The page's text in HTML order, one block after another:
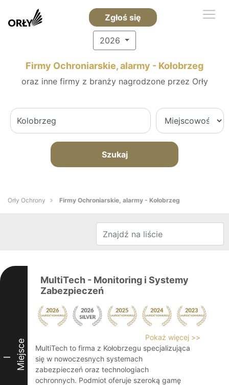
Zgłoś się
2026
Firmy Ochroniarskie, alarmy - Kołobrzeg
oraz inne firmy z branży nagrodzone przez Orły
Szukaj
Orły Ochrony Firmy Ochroniarskie, alarmy - Kołobrzeg
I Miejsce
MultiTech - Monitoring i Systemy
Zabezpieczeń
Pokaż więcej >>
MultiTech to firma z Kołobrzegu specjalizująca
się w nowoczesnych systemach
zabezpieczeń oraz technologiach
ochronnych. Podmiot oferuje szeroką gamę